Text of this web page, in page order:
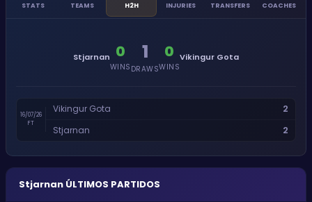
STATS TEAMS H2H INJURIES TRANSFERS COACHES
Stjarnan 0
WINS
1
DRAWS
0
WINS
Vikingur Gota
16/07/26
FT
Vikingur Gota 2
Stjarnan 2
Stjarnan ÚLTIMOS PARTIDOS